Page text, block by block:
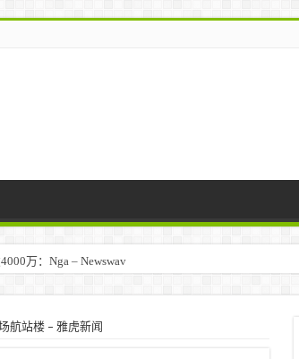
万：Nga – Newswav
航站楼 – 雅虎新闻